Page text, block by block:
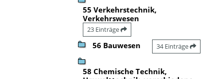
55 Verkehrstechnik,
Verkehrswesen
23 Einträge
56 Bauwesen 34 Einträge
58 Chemische Technik,